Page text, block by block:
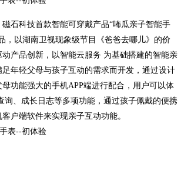
石科技首款智能可穿戴产品“咘瓜亲子智能手
，以湖南卫视现象级节目《爸爸去哪儿》的价
产品创新，以智能云服务 为基础搭建的智能亲
年轻父母与孩子互动的需求而开发，通过设计
功能强大的手机APP端进行配合，用户可以体
询、成长日志等多项功能，通过孩子佩戴的便携
户端软件来实现亲子互动功能。